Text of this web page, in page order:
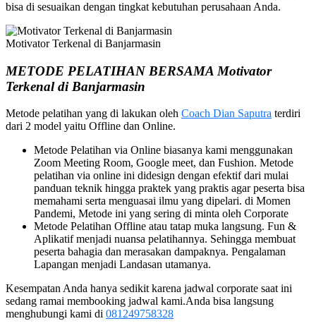
bisa di sesuaikan dengan tingkat kebutuhan perusahaan Anda.
Motivator Terkenal di Banjarmasin
METODE PELATIHAN BERSAMA Motivator
Terkenal di Banjarmasin
Metode pelatihan yang di lakukan oleh Coach Dian Saputra terdiri
dari 2 model yaitu Offline dan Online.
Metode Pelatihan via Online biasanya kami menggunakan
Zoom Meeting Room, Google meet, dan Fushion. Metode
pelatihan via online ini didesign dengan efektif dari mulai
panduan teknik hingga praktek yang praktis agar peserta bisa
memahami serta menguasai ilmu yang dipelari. di Momen
Pandemi, Metode ini yang sering di minta oleh Corporate
Metode Pelatihan Offline atau tatap muka langsung. Fun &
Aplikatif menjadi nuansa pelatihannya. Sehingga membuat
peserta bahagia dan merasakan dampaknya. Pengalaman
Lapangan menjadi Landasan utamanya.
Kesempatan Anda hanya sedikit karena jadwal corporate saat ini
sedang ramai membooking jadwal kami.Anda bisa langsung
menghubungi kami di 081249758328